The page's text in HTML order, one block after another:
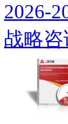
2026-
战略